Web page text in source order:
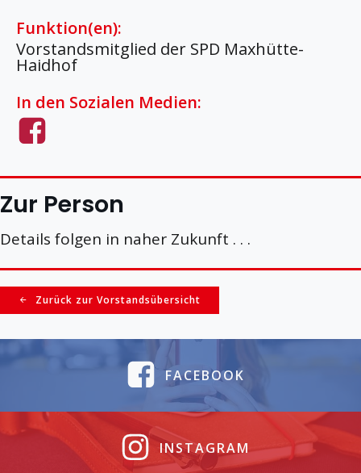
Funktion(en):
Vorstandsmitglied der SPD Maxhütte-
Haidhof
In den Sozialen Medien:
Zur Person
Details folgen in naher Zukunft . . .
Zurück zur Vorstandsübersicht
FACEBOOK
INSTAGRAM